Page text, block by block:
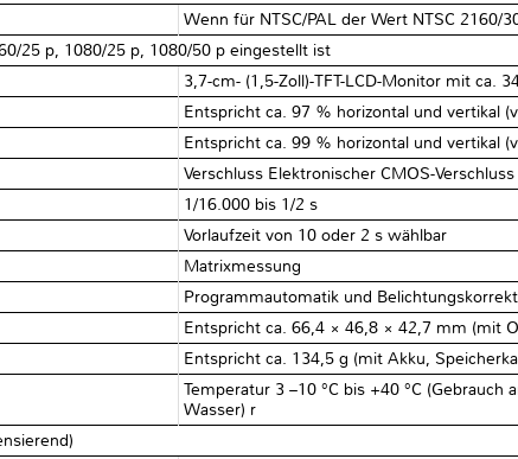
Wenn für NTSC/PAL der Wert NTSC 2160/
25 p, 1080/25 p, 1080/50 p eingestellt ist
3,7-cm- (1,5-Zoll)-TFT-LCD-Monitor mit ca.
Entspricht ca. 97 % horizontal und vertikal
Entspricht ca. 99 % horizontal und vertikal
Verschluss Elektronischer CMOS-Verschluss
1/16.000 bis 1/2 s
Vorlaufzeit von 10 oder 2 s wählbar
Matrixmessung
Programmautomatik und
Entspricht ca. 66,4 × 46,8 × 42,7 mm (mit
Entspricht ca. 134,5 g (mit Akku,
Temperatur 3 –10 °C bis +40 °C (Gebrauch
Wasser) r